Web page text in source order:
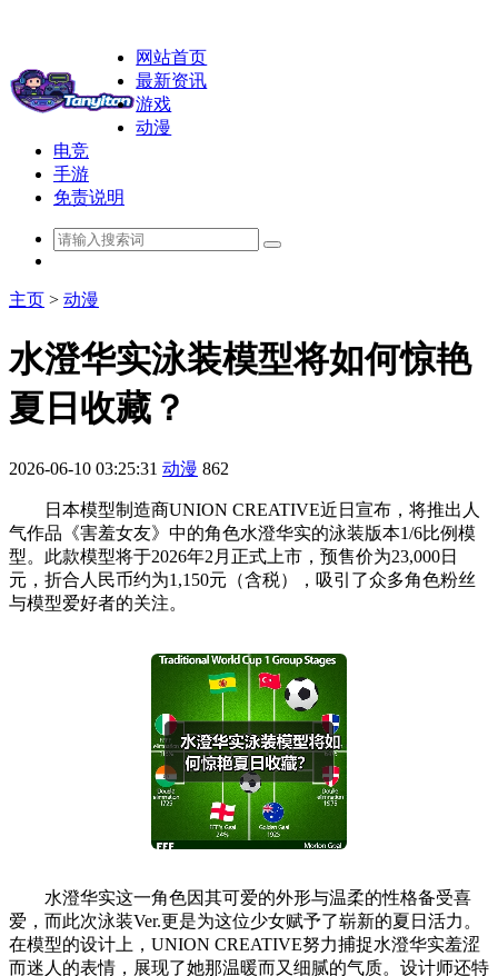
网站首页
最新资讯
游戏
动漫
电竞
手游
免责说明
主页 > 动漫
水澄华实泳装模型将如何惊艳
夏日收藏？
2026-06-10 03:25:31 动漫 862
日本模型制造商UNION CREATIVE近日宣布，将推出人
气作品《害羞女友》中的角色水澄华实的泳装版本1/6比例模
型。此款模型将于2026年2月正式上市，预售价为23,000日
元，折合人民币约为1,150元（含税），吸引了众多角色粉丝
与模型爱好者的关注。
水澄华实这一角色因其可爱的外形与温柔的性格备受喜
爱，而此次泳装Ver.更是为这位少女赋予了崭新的夏日活力。
在模型的设计上，UNION CREATIVE努力捕捉水澄华实羞涩
而迷人的表情，展现了她那温暖而又细腻的气质。设计师还特